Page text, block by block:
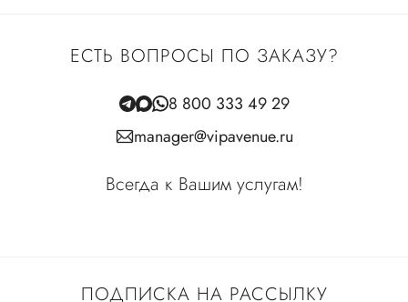
ПОДПИСКА НА РАССЫЛКУ
ЕСТЬ ВОПРОСЫ ПО ЗАКАЗУ?
8 800 333 49 29
manager@vipavenue.ru
Всегда к Вашим услугам!